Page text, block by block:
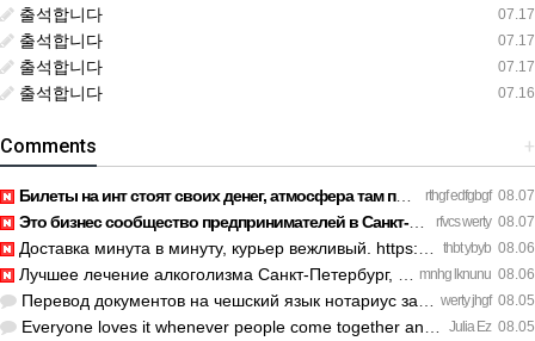
07.17
출석합니다
07.17
출석합니다
07.17
출석합니다
07.16
출석합니다
+
Comments
rthgf edfgbgf 08.07
Билеты на инт стоят своих денег, атмосфера там просто непере…
rfvcs werty 08.07
Это бизнес сообщество предпринимателей в Санкт-Петербурге эк…
thbt ybyb 08.06
Доставка минута в минуту, курьер вежливый. https://legaldir.…
mnhg lknunu 08.06
Лучшее лечение алкоголизма Санкт-Петербург, специалисты букв…
werty jhgf 08.05
Перевод документов на чешский язык нотариус заверил с первог…
Julia Ez 08.05
Everyone loves it whenever people come together and share op…